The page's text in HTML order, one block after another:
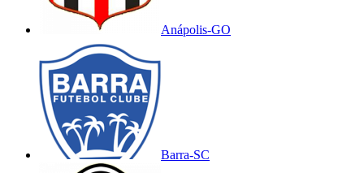
Anápolis-GO
Barra-SC